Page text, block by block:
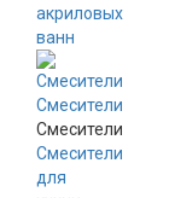
акриловых
ванн
Смесители
Смесители
Смесители
для